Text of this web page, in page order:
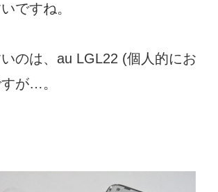
ですね。
のは、au LGL22 (個人的にお
が…。